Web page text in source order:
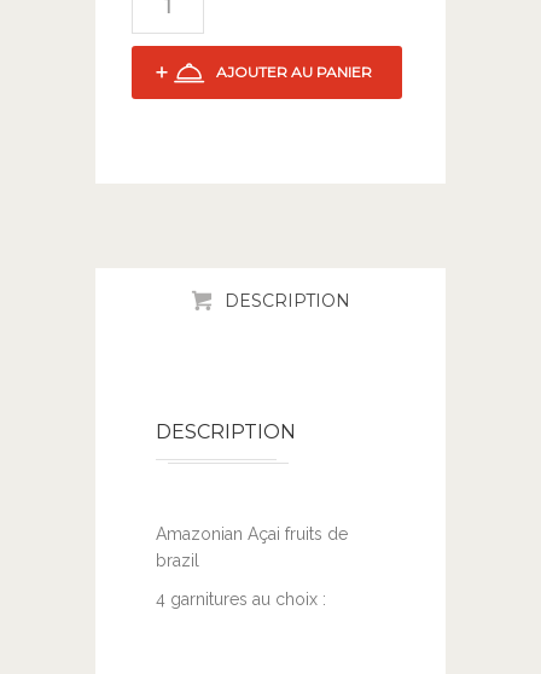
AJOUTER AU PANIER
DESCRIPTION
DESCRIPTION
Amazonian Açai fruits de
brazil
4 garnitures au choix :